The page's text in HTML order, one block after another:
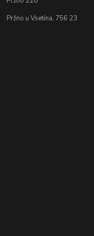
Pržno u Vsetína, 756 23